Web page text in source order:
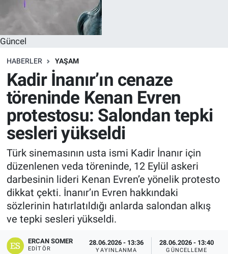
Güncel
HABERLER YAŞAM
Kadir İnanır’ın cenaze
töreninde Kenan Evren
protestosu: Salondan tepki
sesleri yükseldi
Türk sinemasının usta ismi Kadir İnanır için
düzenlenen veda töreninde, 12 Eylül askeri
darbesinin lideri Kenan Evren’e yönelik protesto
dikkat çekti. İnanır’ın Evren hakkındaki
sözlerinin hatırlatıldığı anlarda salondan alkış
ve tepki sesleri yükseldi.
ERCAN SOMER
EDITÖR
28.06.2026 - 13:36
YAYINLANMA
28.06.2026 - 13:40
GÜNCELLEME